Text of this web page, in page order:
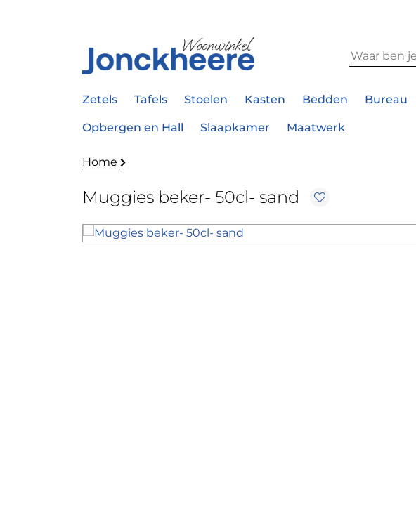
Zetels Tafels Stoelen Kasten Bedden Bureau
Opbergen en Hall Slaapkamer Maatwerk
Home
Muggies beker- 50cl- sand